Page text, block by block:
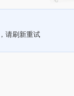
请刷新重试